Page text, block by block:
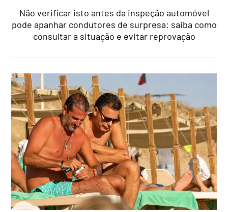
Não verificar isto antes da inspeção automóvel
pode apanhar condutores de surpresa: saiba como
consultar a situação e evitar reprovação